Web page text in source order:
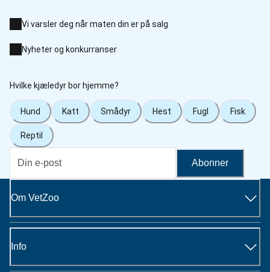
Vi varsler deg når maten din er på salg
Nyheter og konkurranser
Hvilke kjæledyr bor hjemme?
Hund Katt Smådyr Hest Fugl Fisk
Reptil
Abonner
Om VetZoo
Info